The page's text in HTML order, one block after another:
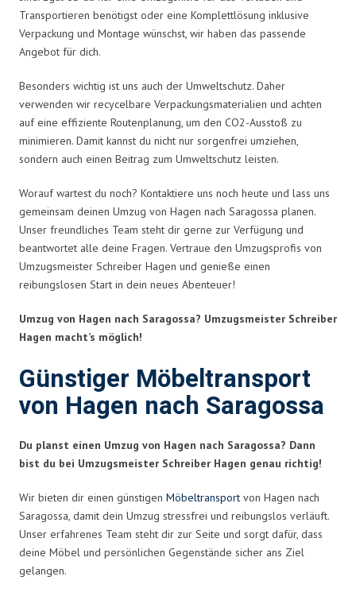
Transportieren benötigst oder eine Komplettlösung inklusive
Verpackung und Montage wünschst, wir haben das passende
Angebot für dich.
Besonders wichtig ist uns auch der Umweltschutz. Daher
verwenden wir recycelbare Verpackungsmaterialien und achten
auf eine effiziente Routenplanung, um den CO2-Ausstoß zu
minimieren. Damit kannst du nicht nur sorgenfrei umziehen,
sondern auch einen Beitrag zum Umweltschutz leisten.
Worauf wartest du noch? Kontaktiere uns noch heute und lass uns
gemeinsam deinen Umzug von Hagen nach Saragossa planen.
Unser freundliches Team steht dir gerne zur Verfügung und
beantwortet alle deine Fragen. Vertraue den Umzugsprofis von
Umzugsmeister Schreiber Hagen und genieße einen
reibungslosen Start in dein neues Abenteuer!
Umzug von Hagen nach Saragossa? Umzugsmeister Schreiber
Hagen macht’s möglich!
Günstiger Möbeltransport
von Hagen nach Saragossa
Du planst einen Umzug von Hagen nach Saragossa? Dann
bist du bei Umzugsmeister Schreiber Hagen genau richtig!
Wir bieten dir einen günstigen Möbeltransport von Hagen nach
Saragossa, damit dein Umzug stressfrei und reibungslos verläuft.
Unser erfahrenes Team steht dir zur Seite und sorgt dafür, dass
deine Möbel und persönlichen Gegenstände sicher ans Ziel
gelangen.